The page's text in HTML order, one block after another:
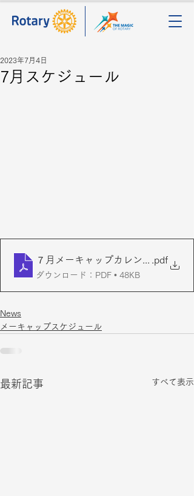
7月スケジュール
2023年7月4日
７月メーキャップカレンダー（
.pdf
ダウンロード：PDF • 48KB
News
メーキャップスケジュール
最新記事 すべて表示